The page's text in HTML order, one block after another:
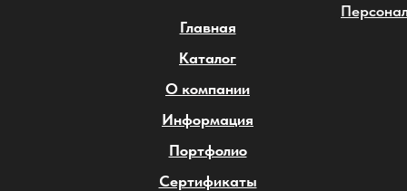
Главная
Каталог
О компании
Информация
Портфолио
Сертификаты